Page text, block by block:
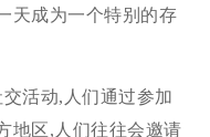
天成为一个特别的存
活动,人们通过参加
地区,人们往往会邀请